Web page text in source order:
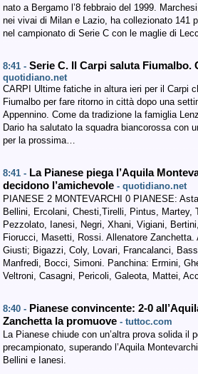
nato a Bergamo l’8 febbraio del 1999.
nei vivai di Milan e Lazio, ha collezionato 141
nel campionato di Serie C con le maglie di
8:41 - Serie C. Il Carpi saluta Fiumalbo.
quotidiano.net
CARPI Ultime fatiche in altura ieri per il Carpi
Fiumalbo per fare ritorno in città dopo una
Appennino. Come da tradizione la famiglia
Dario ha salutato la squadra biancorossa con
per la prossima…
8:41 - La Pianese piega l’Aquila
decidono l’amichevole - quotidiano.net
PIANESE 2 MONTEVARCHI 0 PIANESE:
Bellini, Ercolani, Chesti,Tirelli, Pintus, Martey,
Pezzolato, Ianesi, Negri, Xhani, Vigiani,
Fiorucci, Masetti, Rossi. Allenatore Zanchetta.
Giusti; Bigazzi, Coly, Lovari, Francalanci,
Manfredi, Bocci, Simoni. Panchina: Ermini,
Veltroni, Casagni, Pericoli, Galeota, Mattei,
8:40 - Pianese convincente: 2-0
Zanchetta la promuove - tuttoc.com
La Pianese chiude con un’altra prova solida il
precampionato, superando l’Aquila
Bellini e Ianesi.